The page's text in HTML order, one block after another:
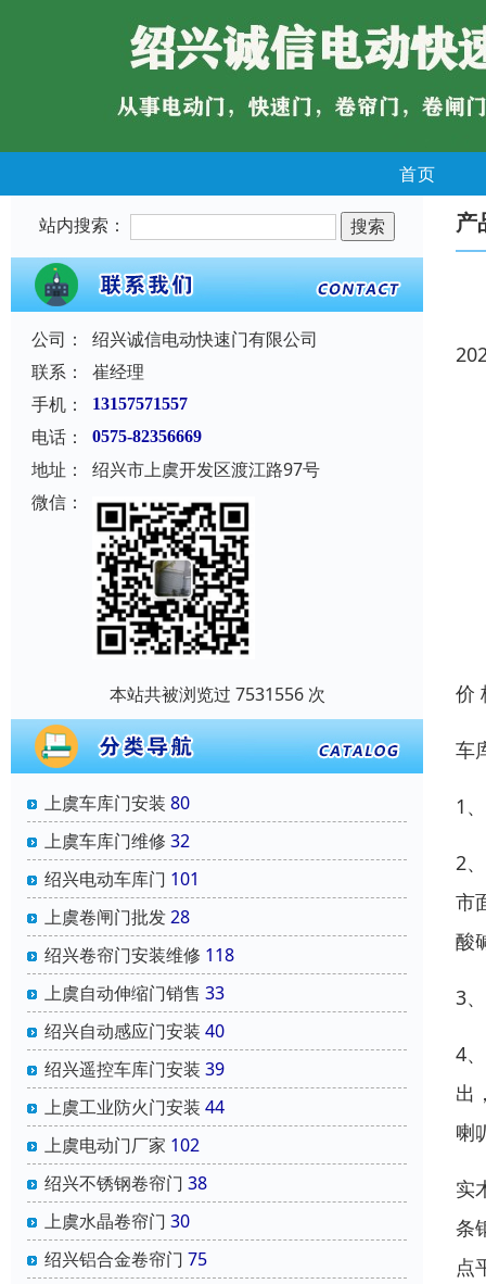
首页
站内搜索：
公司：
绍兴诚信电动快速门有限公司
联系：
崔经理
手机：
13157571557
电话： 0575-82356669
地址：
绍兴市上虞开发区渡江路97号
微信：
本站共被浏览过 7531556 次
上虞车库门安装 80
上虞车库门维修 32
绍兴电动车库门 101
上虞卷闸门批发28
绍兴卷帘门安装维修 118
上虞自动伸缩门销售 33
绍兴自动感应门安装 40
绍兴遥控车库门安装 39
上虞工业防火门安装 44
上虞电动门厂家 102
绍兴不锈钢卷帘门 38
上虞水晶卷帘门 30
绍兴铝合金卷帘门 75
产
价
车
1
2
市
酸
3
4
出
喇
实
条
点